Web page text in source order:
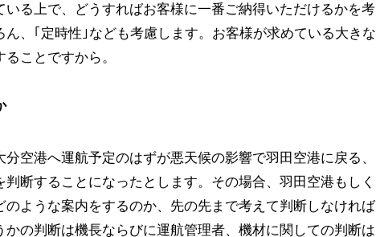
る上で、どうすればお客様に一番ご納得いただけるかを考
、｢定時性｣なども考慮します。お客様が求めている大きな
ことですから。
空港へ運航予定のはずが悪天候の影響で羽田空港に戻る、
断することになったとします。その場合、羽田空港もしく
ような案内をするのか、先の先まで考えて判断しなければ
の判断は機長ならびに運航管理者、機材に関しての判断は